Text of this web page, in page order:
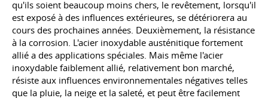
qu'ils soient beaucoup moins chers, le revêtement, lorsqu'il
est exposé à des influences extérieures, se détériorera au
cours des prochaines années. Deuxièmement, la résistance
à la corrosion. L'acier inoxydable austénitique fortement
allié a des applications spéciales. Mais même l'acier
inoxydable faiblement allié, relativement bon marché,
résiste aux influences environnementales négatives telles
que la pluie, la neige et la saleté, et peut être facilement